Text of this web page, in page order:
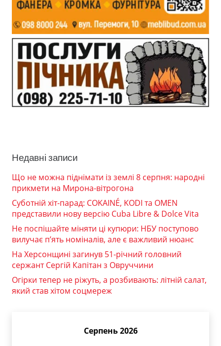
Недавні записи
Що не можна піднімати із землі 8 серпня: народні
прикмети на Мирона-вітрогона
Суботній хіт-парад: COKAINÉ, KODI та OMEN
представили нову версію Cuba Libre & Dolce Vita
Не поспішайте міняти ці купюри: НБУ поступово
вилучає п’ять номіналів, але є важливий нюанс
На Херсонщині загинув 51-річний головний
сержант Сергій Капітан з Овруччини
Огірки тепер не ріжуть, а розбивають: літній салат,
який став хітом соцмереж
Серпень 2026